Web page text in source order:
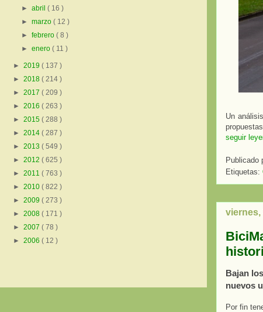
Un
seguir
Publicado
Etiquetas:
viernes,
Bajan
nuevos
Por fin
►abril( 16 )
►marzo( 12 )
►febrero( 8 )
►enero( 11 )
► 2019 ( 137 )
► 2018 ( 214 )
► 2017 ( 209 )
► 2016 ( 263 )
► 2015 ( 288 )
► 2014 ( 287 )
► 2013 ( 549 )
► 2012 ( 625 )
► 2011 ( 763 )
► 2010 ( 822 )
► 2009 ( 273 )
► 2008 ( 171 )
► 2007 ( 78 )
► 2006 ( 12 )